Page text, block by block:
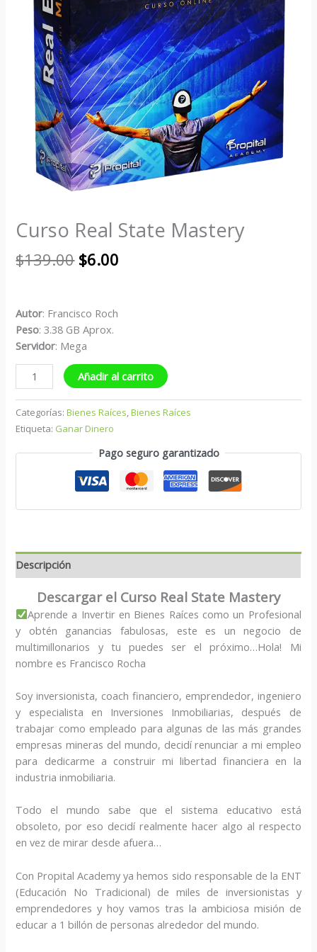
Curso Real State Mastery
$139.00 $6.00
Autor: Francisco Roch
Peso: 3.38 GB Aprox.
Servidor: Mega
Añadir al carrito
Categorías:Bienes Raíces,Bienes Raíces
Etiqueta: Ganar Dinero
Pago seguro garantizado
Descripción
Descargar el Curso Real State Mastery
Aprende a Invertir en Bienes Raíces como un Profesional
y obtén ganancias fabulosas, este es un negocio de
multimillonarios y tu puedes ser el próximo…Hola! Mi
nombre es Francisco Rocha
Soy inversionista, coach financiero, emprendedor, ingeniero
y especialista en Inversiones Inmobiliarias, después de
trabajar como empleado para algunas de las más grandes
empresas mineras del mundo, decidí renunciar a mi empleo
para dedicarme a construir mi libertad financiera en la
industria inmobiliaria.
Todo el mundo sabe que el sistema educativo está
obsoleto, por eso decidí realmente hacer algo al respecto
en vez de mirar desde afuera…
Con Propital Academy ya hemos sido responsable de la ENT
(Educación No Tradicional) de miles de inversionistas y
emprendedores y hoy vamos tras la ambiciosa misión de
educar a 1 billón de personas alrededor del mundo.